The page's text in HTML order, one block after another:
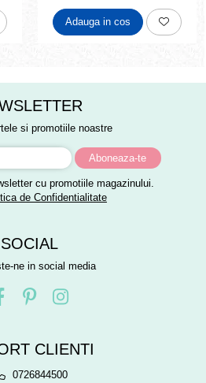
Adauga in cos
si promotiile noastre
cu promotiile magazinului.
de Confidentialitate
SOCIAL
ne in social media
CLIENTI
0726844500